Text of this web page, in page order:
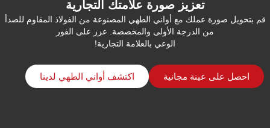
تعزيز صورة علامتك التجارية
قم بتحويل صورة عملك مع أواني الطهي المصنوعة من الفولاذ المقاوم للصدأ
من الدرجة الأولى والمخصصة. عزز على الفور
الوعي بالعلامة التجارية!
احصل على عينة مجانية اكتشف أواني الطهي لدينا